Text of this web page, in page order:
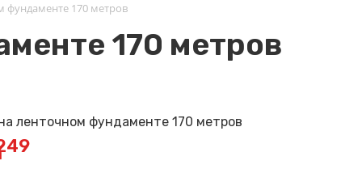
фундаменте 170 метров
170 метров